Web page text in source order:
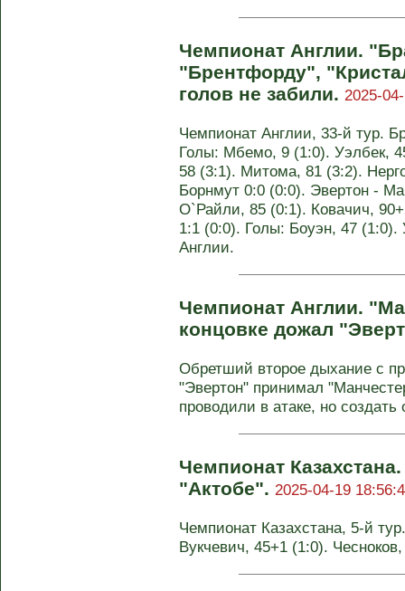
Чемпионат Англии.
"Брентфорду",
голов не забили. 2025-
Чемпионат Англии, 33-й тур.
Голы: Мбемо, 9 (1:0). Уэлбек,
58 (3:1). Митома, 81 (3:2).
Борнмут 0:0 (0:0). Эвертон -
О`Райли, 85 (0:1). Ковачич,
1:1 (0:0). Голы: Боуэн, 47 (1:0).
Англии.
Чемпионат Англии.
концовке дожал
Обретший второе дыхание с
"Эвертон" принимал
проводили в атаке, но создать
Чемпионат
"Актобе". 2025-04-19
Чемпионат Казахстана, 5-й
Вукчевич, 45+1 (1:0).